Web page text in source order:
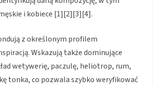
i kobiece [1][2][3][4].
z określonym profilem
Wskazują także dominujące
wetywerię, paczulę, heliotrop, rum,
tonka, co pozwala szybko weryfikować